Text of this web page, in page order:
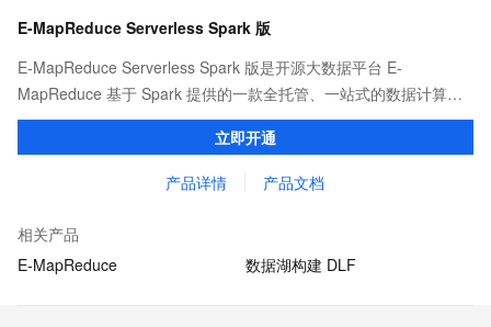
E-MapReduce Serverless Spark 版
E-MapReduce Serverless Spark 版是开源大数据平台 E-
MapReduce 基于 Spark 提供的一款全托管、一站式的数据计算平
台。它为用户提供任务开发、调试、发布、调度和运维等全方位的
产品化服务，显著简化了大数据计算的工作流程。
立即开通
产品详情 产品文档
相关产品
E-MapReduce
数据湖构建 DLF